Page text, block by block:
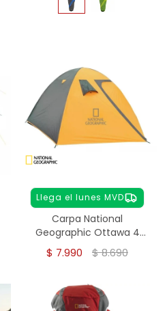
Llega el lunes MVD
Carpa National
Geographic Ottawa 4
personas
$ 7.990 $8.690